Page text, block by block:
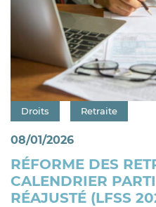
Catégorie : "
Droits Retraite
08/01/2026
RÉFORME DES
CALENDRIER
RÉAJUSTÉ (LFSS